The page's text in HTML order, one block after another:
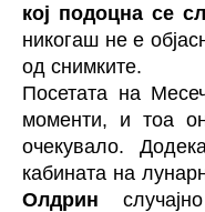
кој подоцна се
никогаш не е
од снимките.
Посетата на
моменти, и тоа
очекувало.
кабината на
Олдрин